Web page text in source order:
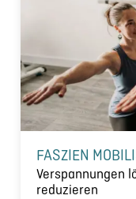
FASZIEN
Verspannungen
reduzieren